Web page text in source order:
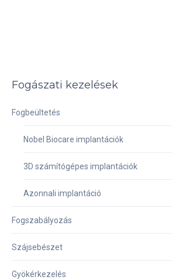
Fogászati kezelések
Fogbeültetés
Nobel Biocare implantációk
3D számítógépes implantációk
Azonnali implantáció
Fogszabályozás
Szájsebészet
Gyökérkezelés